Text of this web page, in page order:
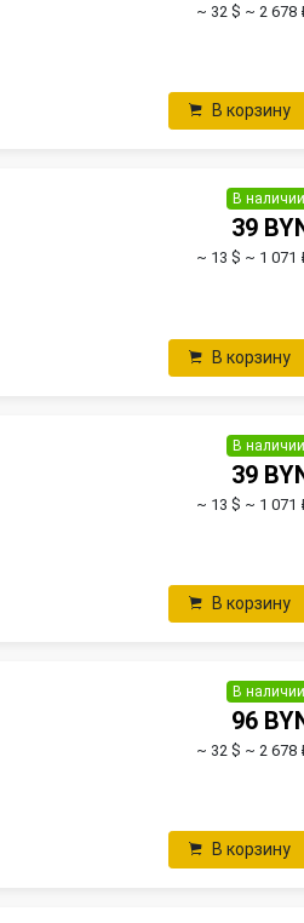
~ 32 $ ~ 2 678
В корзину
В наличии
39
~ 13 $ ~ 1 071
В корзину
В наличии
39
~ 13 $ ~ 1 071
В корзину
В наличии
96
~ 32 $ ~ 2 678
В корзину